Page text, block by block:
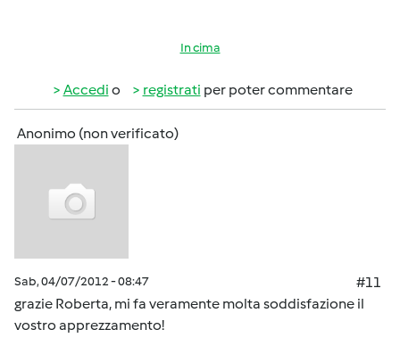
In cima
Accedi o registrati per poter commentare
Anonimo (non verificato)
Sab, 04/07/2012 - 08:47
#11
grazie Roberta, mi fa veramente molta soddisfazione il
vostro apprezzamento!